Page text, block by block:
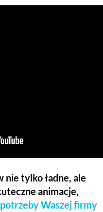
tylko ładne, ale
animacje,
Waszej firmy